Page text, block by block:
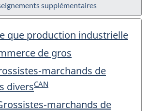
supplémentaires
que production industrielle
de gros
marchands de
diversCAN
marchands de